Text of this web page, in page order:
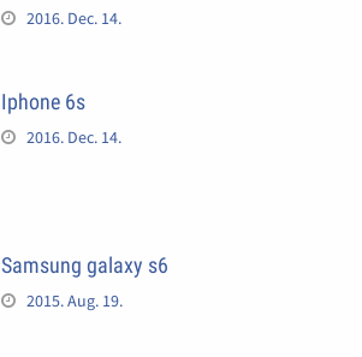
2016. Dec. 14.
Iphone 6s
2016. Dec. 14.
Samsung galaxy s6
2015. Aug. 19.